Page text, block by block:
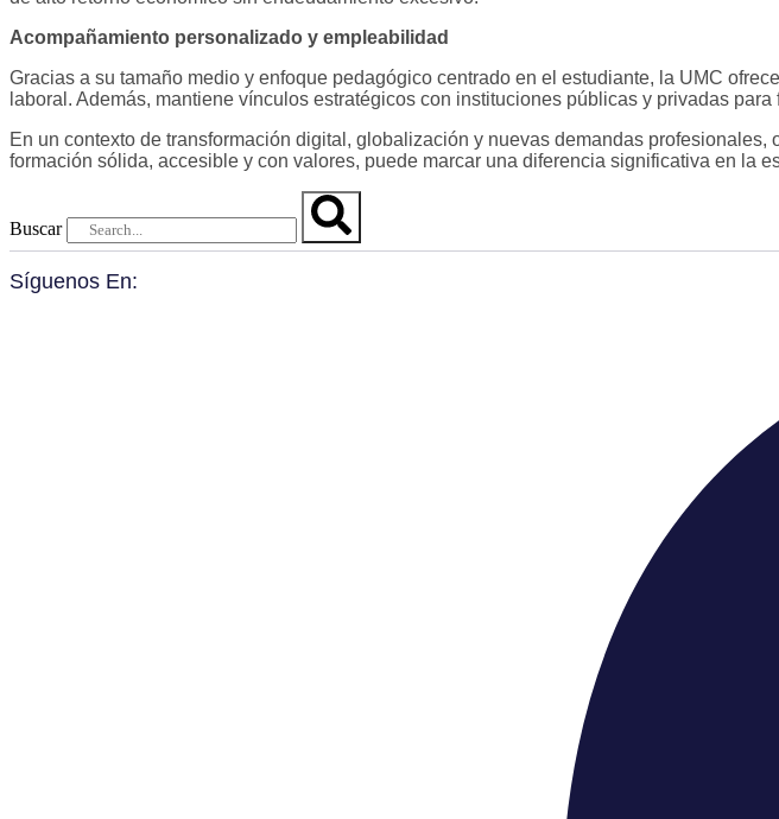
Acompañamiento personalizado y empleabilidad
Gracias a su tamaño medio y enfoque pedagógico centrado en el estudiante, la UMC
laboral. Además, mantiene vínculos estratégicos con instituciones públicas y privadas
En un contexto de transformación digital, globalización y nuevas demandas
formación sólida, accesible y con valores, puede marcar una diferencia significativa en la
Buscar
Síguenos En: